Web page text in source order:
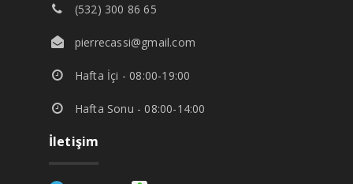
(532) 300 86 65
pierrecassi@gmail.com
Hafta İçi - 08:00-19:00
Hafta Sonu - 08:00-14:00
İletişim